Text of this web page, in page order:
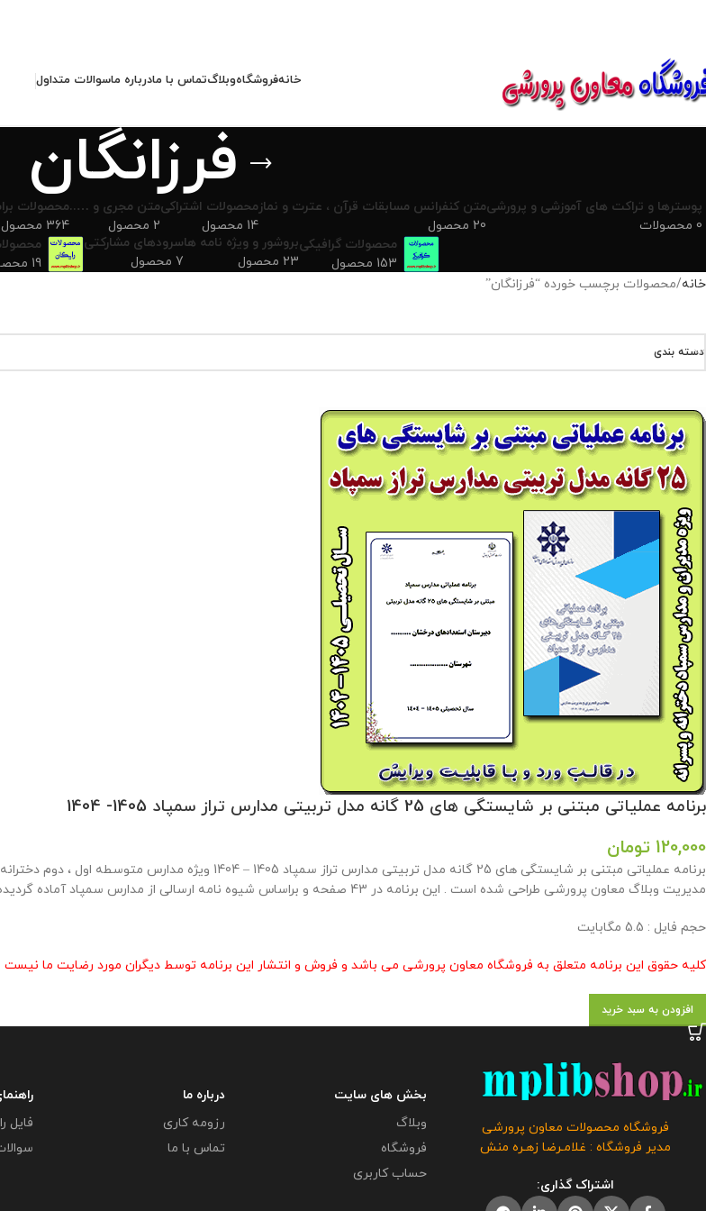
خانهفروشگاهوبلاگتماس با مادرباره ماسوالات متداول
فرزانگان
پوسترها و تراکت های آموزشی و پرورشی
0 محصولات
متن کنفرانس مسابقات قرآن ، عترت و نماز
20 محصول
محصولات اشتراکی
14 محصول
متن مجری و …..
2 محصول
محصولات
364 محصول
محصولات گرافیکی
153 محصول
بروشور و ویژه نامه ها
23 محصول
سرودهای مشارکتی
7 محصول
19 محصول
خانه محصولات برچسب خورده “فرزانگان”
دسته بندی
برنامه عملیاتی مبتنی بر شایستگی های 25 گانه مدل تربیتی مدارس تراز سمپاد 1405- 1404
120,000 تومان
برنامه عملیاتی مبتنی بر شایستگی های 25 گانه مدل تربیتی مدارس
مدیریت وبلاگ معاون پرورشی طراحی شده است . این برنامه در 43 صفحه و براساس شیوه نامه ارسالی از مدارس سمپاد آماده گردیده است .
حجم فايل : 5.5 مگابايت
کلیه حقوق این برنامه متعلق به فروشگاه معاون پرورشی می باشد و فروش و انتشار این برنامه توسط دیگران مورد رضایت ما
افزودن به سبد خرید
فروشگاه محصولات معاون پرورشی
مدیر فروشگاه : غلامـرضا زهـره منش
اشتراک گذاری:
بخش های سایت
وبلاگ
فروشگاه
حساب کاربری
درباره ما
رزومه کاری
تماس با ما
فایل